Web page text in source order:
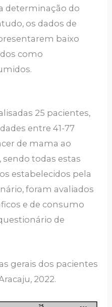
determinação do
os dados de
baixo
como
25 pacientes,
entre 41-77
de mama ao
todas estas
estabelecidos pela
foram avaliados
e de consumo
de
gerais dos pacientes
2022.